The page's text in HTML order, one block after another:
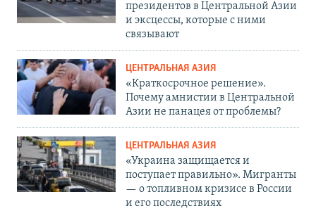
президентов в Центральной Азии
и эксцессы, которые с ними
связывают
ЦЕНТРАЛЬНАЯ АЗИЯ
«Краткосрочное решение».
Почему амнистии в Центральной
Азии не панацея от проблемы?
ЦЕНТРАЛЬНАЯ АЗИЯ
«Украина защищается и
поступает правильно». Мигранты
— о топливном кризисе в России
и его последствиях